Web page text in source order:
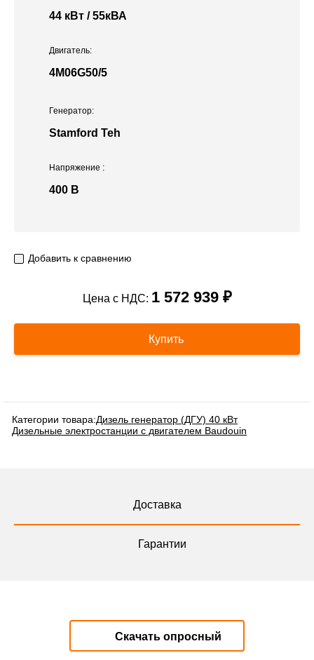
Двигатель:
4M06G50/5
Напряжение :
400 В
44 кВт / 55кВА
Генератор:
Stamford Teh
Добавить к сравнению
Цена с НДС: 1 572 939 ₽
Купить
Категории товара:Дизель генератор (ДГУ) 40 кВт
Дизельные электростанции с двигателем Baudouin
Доставка
Гарантии
Скачать опросный